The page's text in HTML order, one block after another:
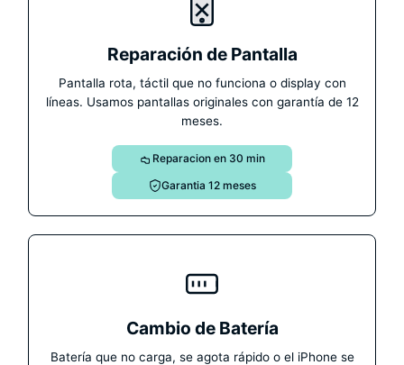
Reparación de Pantalla
Pantalla rota, táctil que no funciona o display con
líneas. Usamos pantallas originales con garantía de 12
meses.
Reparacion en 30 min
Garantia 12 meses
Cambio de Batería
Batería que no carga, se agota rápido o el iPhone se